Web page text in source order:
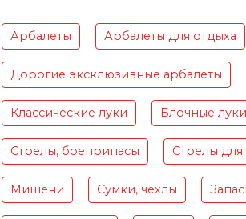
Арбалеты Арбалеты для отдыха
Дорогие эксклюзивные арбалеты
Классические луки Блочные луки
Стрелы, боеприпасы Стрелы для
Мишени Сумки, чехлы